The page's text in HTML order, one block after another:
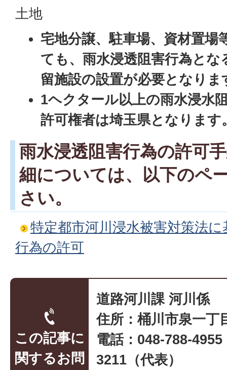
土地
宅地分譲、駐車場、資材置場
ても、雨水浸透阻害行為とな
留施設の設置が必要となりま
1ヘクタール以上の雨水浸水
許可権者は埼玉県となります
雨水浸透阻害行為の許可
細については、以下のペ
さい。
特定都市河川浸水被害対策法
行為の許可
この記事に
関するお問
道路河川課 河川係
住所：桶川市泉一丁
電話：048-788-
3211（代表）